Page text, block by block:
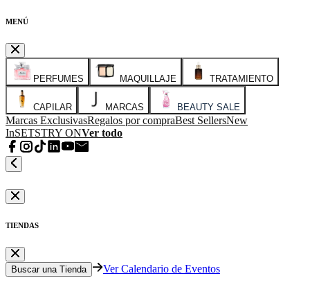
MENÚ
PERFUMES MAQUILLAJE TRATAMIENTO
CAPILAR MARCAS BEAUTY SALE
Marcas ExclusivasRegalos por compraBest SellersNew
InSETSTRY ONVer todo
TIENDAS
Buscar una Tienda Ver Calendario de Eventos